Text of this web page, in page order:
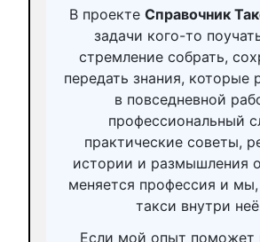
В проекте Справочник
задачи кого-то
стремление собрать,
передать знания, которые
в повседневной
профессиональный
практические советы,
истории и размышления
меняется профессия и
такси внутри
Если мой опыт поможет